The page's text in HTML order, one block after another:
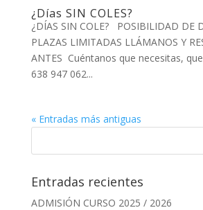
¿Días SIN COLES?
¿DÍAS SIN COLE? POSIBILIDAD DE
PLAZAS LIMITADAS LLÁMANOS Y
ANTES Cuéntanos que necesitas,
638 947 062...
« Entradas más antiguas
Entradas recientes
ADMISIÓN CURSO 2025 / 2026